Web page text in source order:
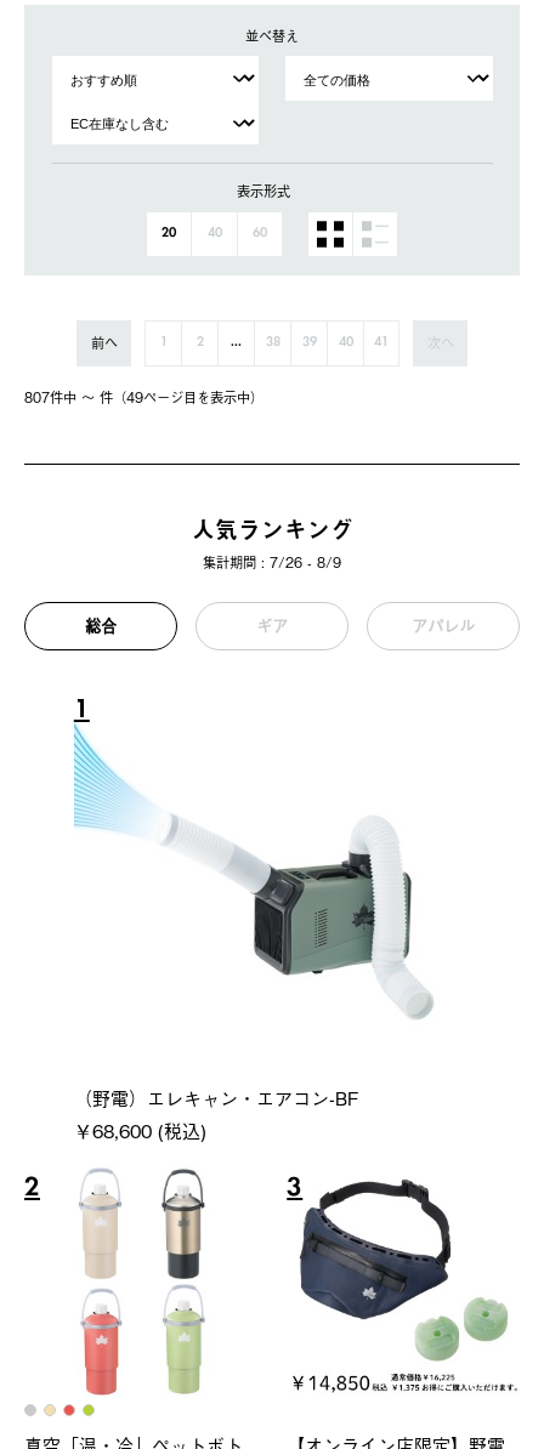
並べ替え
表示形式
20 40 60
807件中 〜 件（49ページ⽬を表⽰中）
前へ 1 2 ... 38 39 40 41 次へ
人気ランキング
集計期間 : 7/26 - 8/9
総合 ギア アパレル
1
（野電）エレキャン・エアコン-BF
￥68,600 (税込)
2 3